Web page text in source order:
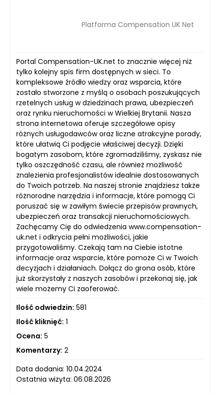
Platforma Compensation UK Net
Portal Compensation-UK.net to znacznie więcej niż
tylko kolejny spis firm dostępnych w sieci. To
kompleksowe źródło wiedzy oraz wsparcia, które
zostało stworzone z myślą o osobach poszukujących
rzetelnych usług w dziedzinach prawa, ubezpieczeń
oraz rynku nieruchomości w Wielkiej Brytanii. Nasza
strona internetowa oferuje szczegółowe opisy
różnych usługodawców oraz liczne atrakcyjne porady,
które ułatwią Ci podjęcie właściwej decyzji. Dzięki
bogatym zasobom, które zgromadziliśmy, zyskasz nie
tylko oszczędność czasu, ale również możliwość
znalezienia profesjonalistów idealnie dostosowanych
do Twoich potrzeb. Na naszej stronie znajdziesz także
różnorodne narzędzia i informacje, które pomogą Ci
poruszać się w zawiłym świecie przepisów prawnych,
ubezpieczeń oraz transakcji nieruchomościowych.
Zachęcamy Cię do odwiedzenia www.compensation-
uk.net i odkrycia pełni możliwości, jakie
przygotowaliśmy. Czekają tam na Ciebie istotne
informacje oraz wsparcie, które pomoże Ci w Twoich
decyzjach i działaniach. Dołącz do grona osób, które
już skorzystały z naszych zasobów i przekonaj się, jak
wiele możemy Ci zaoferować.
Ilość odwiedzin: 581
Ilość kliknięć: 1
Ocena: 5
Komentarzy: 2
Data dodania: 10.04.2024
Ostatnia wizyta: 06.08.2026